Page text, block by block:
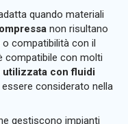
quando materiali
non risultano
compatibilità con il
compatibile con molti
utilizzata con fluidi
considerato nella
gestiscono impianti